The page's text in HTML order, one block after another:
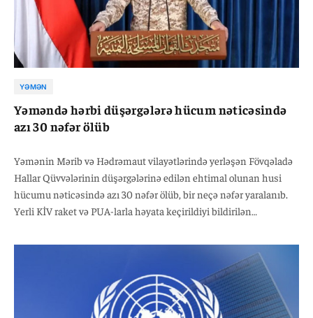
YƏMƏN
Yəməndə hərbi düşərgələrə hücum nəticəsində
azı 30 nəfər ölüb
Yəmənin Mərib və Hədrəmaut vilayətlərində yerləşən Fövqəladə
Hallar Qüvvələrinin düşərgələrinə edilən ehtimal olunan husi
hücumu nəticəsində azı 30 nəfər ölüb, bir neçə nəfər yaralanıb.
Yerli KİV raket və PUA-larla həyata keçirildiyi bildirilən
hadisə ilə bağlı hələlik açıqlama verməyib. Hücum Yəməndə son
həftələr yenidən artan hərbi gərginlik fonunda baş verib.